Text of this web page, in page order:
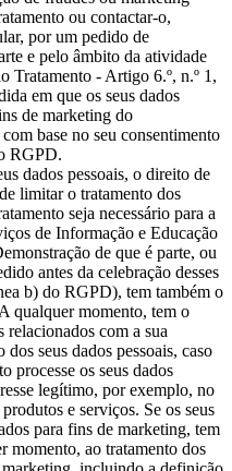
ou contactar-o,
por um pedido de
e pelo âmbito da atividade
Tratamento - Artigo 6.º, n.º 1,
em que os seus dados
de marketing do
base no seu consentimento
RGPD.
dados pessoais, o direito de
limitar o tratamento dos
seja necessário para a
de Informação e Educação
de que é parte, ou
antes da celebração desses
b) do RGPD), tem também o
qualquer momento, tem o
com a sua
seus dados pessoais, caso
processe os seus dados
legítimo, por exemplo, no
e serviços. Se os seus
para fins de marketing, tem
momento, ao tratamento dos